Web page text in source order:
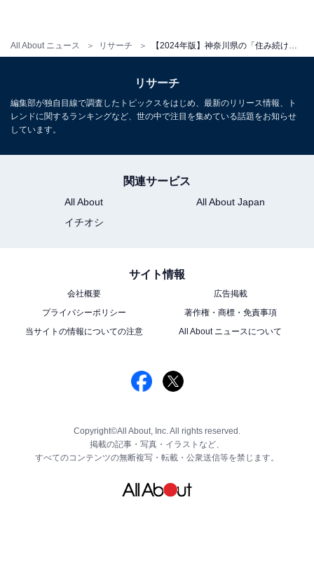
All About ニュース リサーチ
リサーチ
編集部が独自目線で調査したトピックスをはじめ、最新のリリース情報、ト
レンドに関するランキングなど、世の中で注目を集めている話題をお知らせ
しています。
関連サービス
All About
All About Japan
イチオシ
サイト情報
会社概要
広告掲載
プライバシーポリシー
著作権・商標・免責事項
当サイトの情報についての注意
All About ニュースについて
Copyright©All About, Inc. All rights reserved.
掲載の記事・写真・イラストなど、
すべてのコンテンツの無断複写・転載・公衆送信等を禁じます。